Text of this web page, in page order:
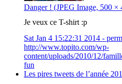
Danger ! (JPEG Image, 500 ×
Je veux ce T-shirt :p
Sat Jan 4 15:22:31 2014 -
http://www.topito.com/wp-
content/uploads/2010/12/
fun
Les pires tweets de l’année